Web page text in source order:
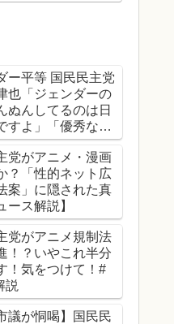
ー平等 国民民主党
也「ジェンダーの
ぬんしてるのは日
すよ」「優秀な女
関係なくどんどん
」
党がアニメ・漫画
？「性的ネット広
案」に隠された真
ース解説】
党がアニメ規制法
！？いやこれ半分
！気をつけて！#
説
議が恫喝】国民民